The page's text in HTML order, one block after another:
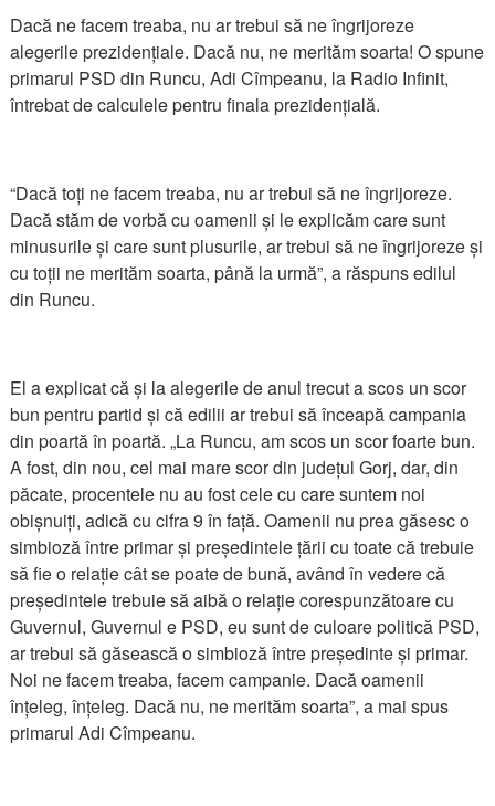
Dacă ne facem treaba, nu ar trebui să ne îngrijoreze
alegerile prezidențiale. Dacă nu, ne merităm soarta! O spune
primarul PSD din Runcu, Adi Cîmpeanu, la Radio Infinit,
întrebat de calculele pentru finala prezidențială.
“Dacă toți ne facem treaba, nu ar trebui să ne îngrijoreze.
Dacă stăm de vorbă cu oamenii și le explicăm care sunt
minusurile și care sunt plusurile, ar trebui să ne îngrijoreze și
cu toții ne merităm soarta, până la urmă”, a răspuns edilul
din Runcu.
El a explicat că și la alegerile de anul trecut a scos un scor
bun pentru partid și că edilii ar trebui să înceapă campania
din poartă în poartă. „La Runcu, am scos un scor foarte bun.
A fost, din nou, cel mai mare scor din județul Gorj, dar, din
păcate, procentele nu au fost cele cu care suntem noi
obișnuiți, adică cu cifra 9 în față. Oamenii nu prea găsesc o
simbioză între primar și președintele țării cu toate că trebuie
să fie o relație cât se poate de bună, având în vedere că
președintele trebuie să aibă o relație corespunzătoare cu
Guvernul, Guvernul e PSD, eu sunt de culoare politică PSD,
ar trebui să găsească o simbioză între președinte și primar.
Noi ne facem treaba, facem campanie. Dacă oamenii
înțeleg, înțeleg. Dacă nu, ne merităm soarta”, a mai spus
primarul Adi Cîmpeanu.